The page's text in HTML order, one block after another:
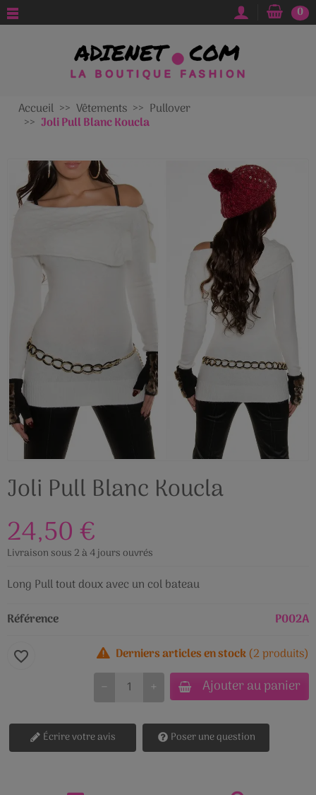
0
Accueil Vêtements Pullover
Joli Pull Blanc Koucla
Joli Pull Blanc Koucla
24,50 €
Livraison sous 2 à 4 jours ouvrés
Long Pull tout doux avec un col bateau
Référence
P002A
Derniers articles en stock(2 produits)
+
− Ajouter au panier
favorite_border
Écrire votre avis Poser une question